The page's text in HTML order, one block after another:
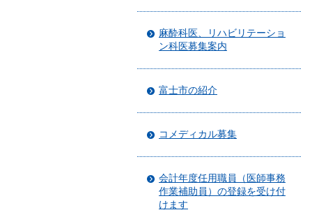
麻酔科医、リハビリテーショ
ン科医募集案内
富士市の紹介
コメディカル募集
会計年度任用職員（医師事務
作業補助員）の登録を受け付
けます